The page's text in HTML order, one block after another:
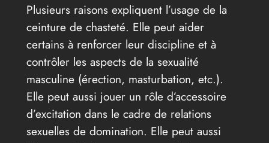
Plusieurs raisons expliquent l’usage de la
ceinture de chasteté. Elle peut aider
certains à renforcer leur discipline et à
contrôler les aspects de la sexualité
masculine (érection, masturbation, etc.).
Elle peut aussi jouer un rôle d’accessoire
d’excitation dans le cadre de relations
sexuelles de domination. Elle peut aussi